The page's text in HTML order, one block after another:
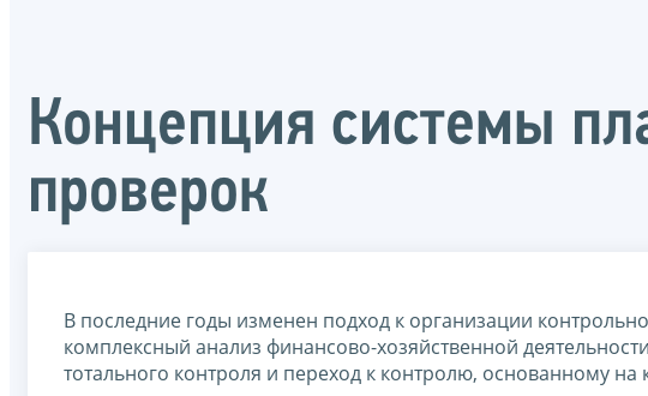
Концепция системы
проверок
В последние годы изменен подход к организации
комплексный анализ финансово-хозяйственной
тотального контроля и переход к контролю, основанному на